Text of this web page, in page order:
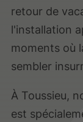
retour de
l'installation
moments où
sembler
À Toussieu,
est